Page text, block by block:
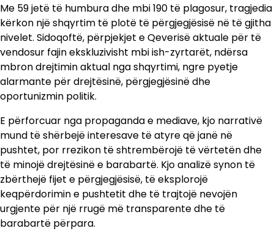
Me 59 jetë të humbura dhe mbi 190 të plagosur, tragjedia
kërkon një shqyrtim të plotë të përgjegjësisë në të gjitha
nivelet. Sidoqoftë, përpjekjet e Qeverisë aktuale për të
vendosur fajin ekskluzivisht mbi ish-zyrtarët, ndërsa
mbron drejtimin aktual nga shqyrtimi, ngre pyetje
alarmante për drejtësinë, përgjegjësinë dhe
oportunizmin politik.
E përforcuar nga propaganda e mediave, kjo narrativë
mund të shërbejë interesave të atyre që janë në
pushtet, por rrezikon të shtrembërojë të vërtetën dhe
të minojë drejtësinë e barabartë. Kjo analizë synon të
zbërthejë fijet e përgjegjësisë, të eksplorojë
keqpërdorimin e pushtetit dhe të trajtojë nevojën
urgjente për një rrugë më transparente dhe të
barabartë përpara.